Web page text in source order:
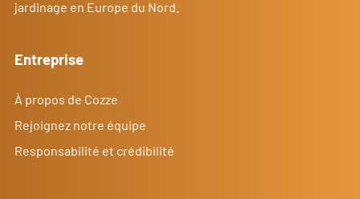
jardinage en Europe du Nord.
Entreprise
À propos de Cozze
Rejoignez notre équipe
Responsabilité et crédibilité